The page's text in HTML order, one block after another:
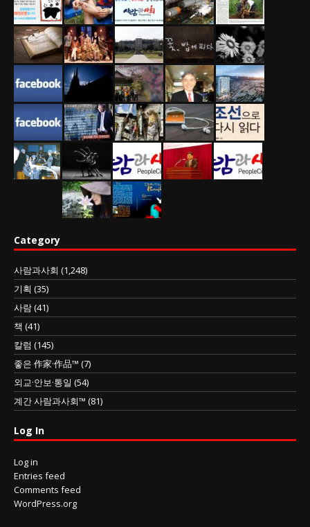
Category
사람과사회 (1,248)
기획 (35)
사람(41)
책 (41)
칼럼 (145)
좋은 作家·作品™ (7)
외교·안보·통일 (54)
계간 사람과사회™ (81)
Log In
Log in
Entries feed
Comments feed
WordPress.org